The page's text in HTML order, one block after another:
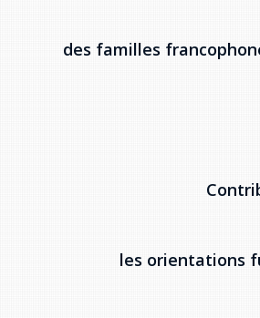
des familles
les orientations